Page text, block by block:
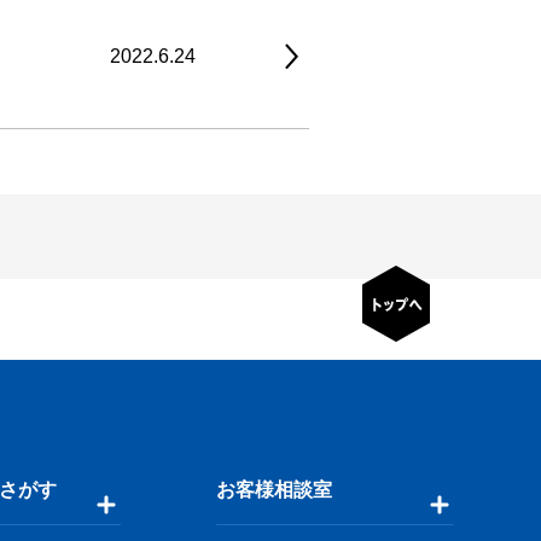
2022.6.24
がす お客様相談室